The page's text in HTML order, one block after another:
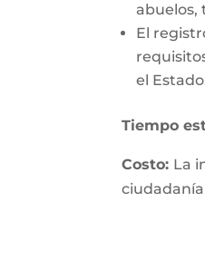
abuelos,
El
el
Tiempo
Costo: La